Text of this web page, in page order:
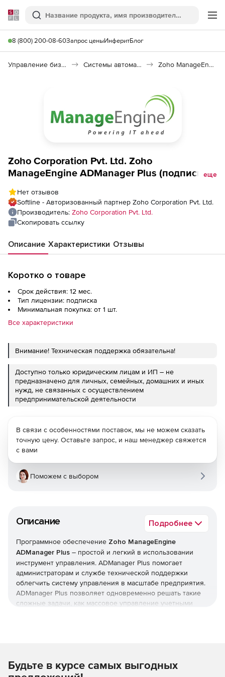
Softline
Поиск
8 (800) 200-08-60Запрос ценыИнферитБлог
Управление бизнесом, CRM/ERP Системы автоматизации Zoho ManageEngine ADManager Plus
Zoho Corporation Pvt. Ltd. Zoho
ManageEngine ADManager Plus (подписка
(Unrestricted Objects) with 50 help desk
Technicians
еще
Нет отзывов
Softline - Авторизованный партнер Zoho Corporation Pvt. Ltd.
Производитель: Zoho Corporation Pvt. Ltd.
Скопировать ссылку
Описание Характеристики Отзывы
Коротко о товаре
Срок действия: 12 мес.
Тип лицензии: подписка
Минимальная покупка: от 1 шт.
Все характеристики
Внимание! Техническая поддержка обязательна!
Доступно только юридическим лицам и ИП – не
предназначено для личных, семейных, домашних и иных
нужд, не связанных с осуществлением
предпринимательской деятельности
Описание Подробнее
Программное обеспечение Zoho ManageEngine
ADManager Plus – простой и легкий в использовании
инструмент управления. ADManager Plus помогает
администраторам и службе технической поддержки
облегчить систему управления в масштабе предприятия.
ADManager Plus позволяет одновременно решать такие
сложные задачи, как массовое управление учетными
снижает нагрузку на службу технической поддержки.
Возможности ManageEngine ADManager Plus:
В связи с особенностями поставок, мы не можем сказать
точную цену. Оставьте запрос, и наш менеджер свяжется
с вами
Поможем с выбором
Будьте в курсе самых выгодных